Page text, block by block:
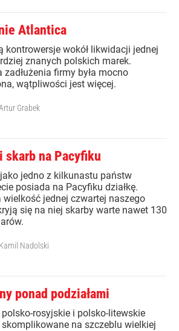
Atlantica
kontrowersje wokół likwidacji jednej
znanych polskich marek.
zadłużenia firmy była mocno
wątpliwości jest więcej.
Grabek
skarb na Pacyfiku
jedno z kilkunastu państw
posiada na Pacyfiku działkę.
wielkość jednej czwartej naszego
się na niej skarby warte nawet 130
Kamil Nadolski
ponad podziałami
polsko-rosyjskie i polsko-litewskie
na szczeblu wielkiej